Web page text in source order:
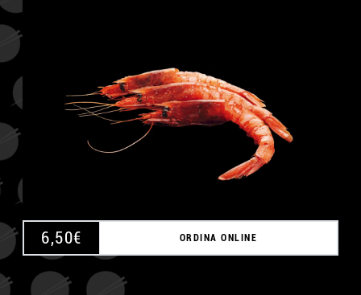
6,50€ ORDINA ONLINE